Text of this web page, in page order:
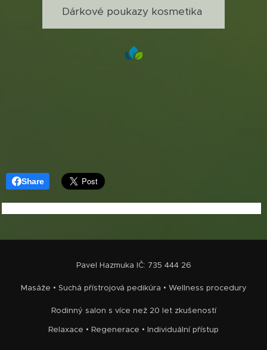
Dárkové poukazy kosmetika
Share
Pavel Hazmuka IČ: 735 444 26
Masáže • Suchá přístrojová pedikúra • Wellness procedury
Rodinný salon s více než 20 let zkušeností
Relaxace • Regenerace • Individuální přístup